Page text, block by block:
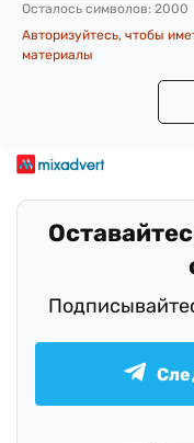
Осталось символов: 2000
Авторизуйтесь, чтобы
материалы